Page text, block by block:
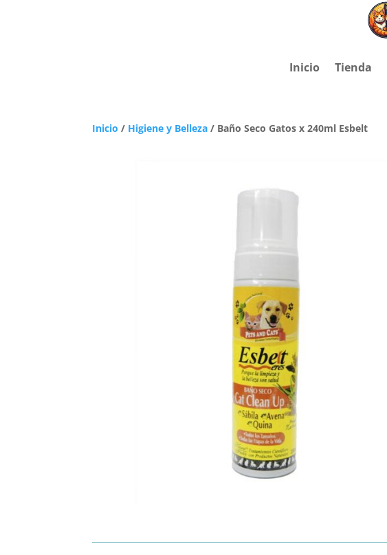
Inicio Tienda
Inicio / Higiene y Belleza / Baño Seco Gatos x 240ml Esbelt